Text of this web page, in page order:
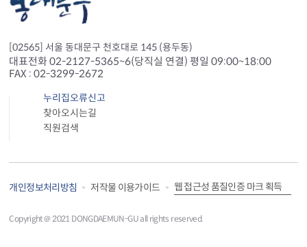
[02565] 서울 동대문구 천호대로 145 (용두동)
대표전화 02-2127-5365~6(당직실 연결) 평일 09:00~18:00
FAX : 02-3299-2672
누리집오류신고
찾아오시는길
직원검색
개인정보처리방침 저작물 이용가이드 웹 접근성 품질인증 마크 획득
Copyright＠ 2021 DONGDAEMUN-GU all rights reserved.